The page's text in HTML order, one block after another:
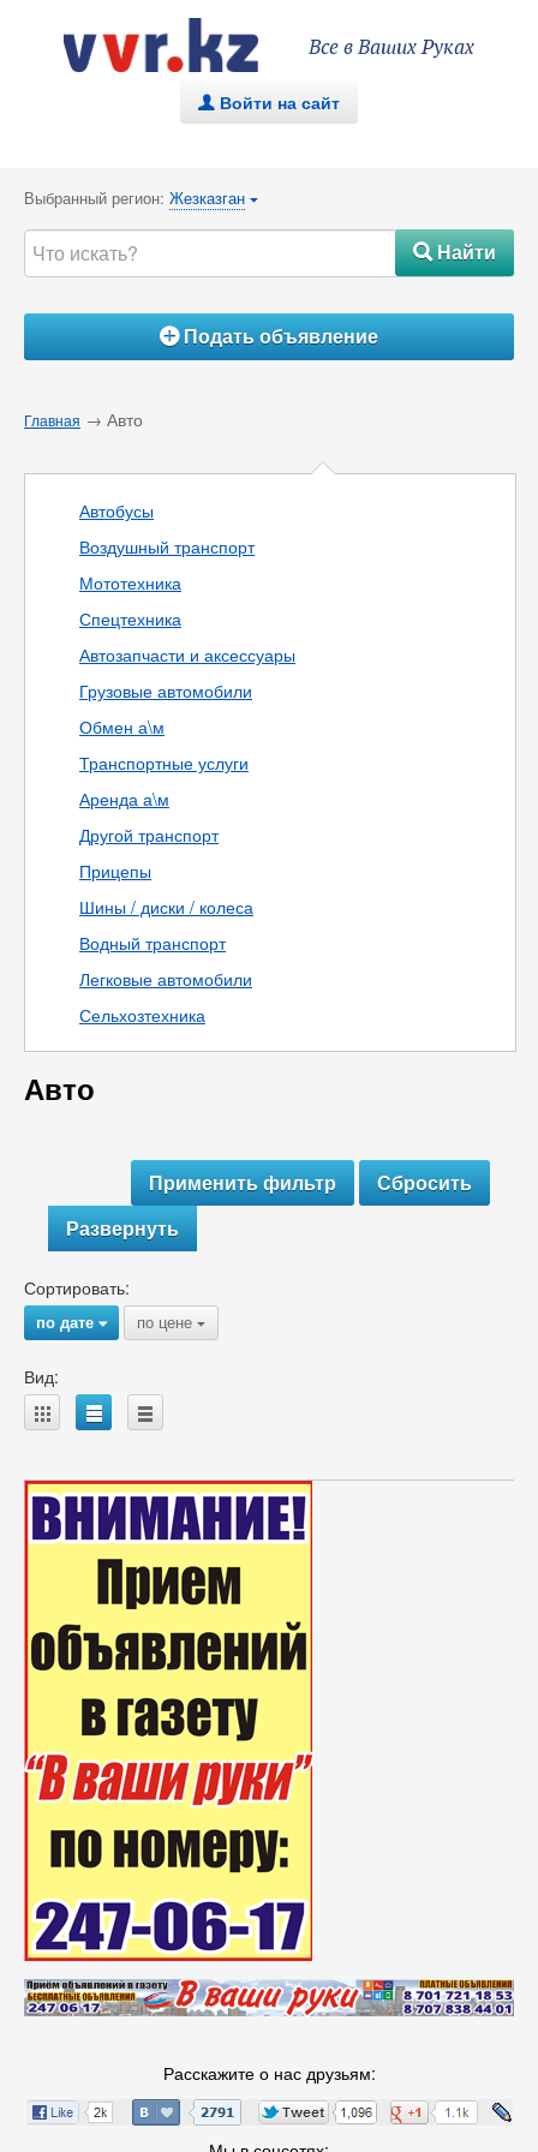
Все в Ваших Руках
. Войти на сайт
Выбранный регион: Жезказган {
#Найти
ÁПодать объявление
Главная → Авто
Автобусы
Воздушный транспорт
Мототехника
Спецтехника
Автозапчасти и аксессуары
Грузовые автомобили
Обмен а\м
Транспортные услуги
Аренда а\м
Другой транспорт
Прицепы
Шины / диски / колеса
Водный транспорт
Легковые автомобили
Сельхозтехника
Авто
Развернуть
Сортировать:
по дате{ по цене {
Вид:
A B C
Расскажите о нас друзьям: